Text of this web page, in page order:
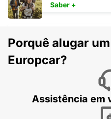
AKUREYRI AEROPORTO
AKUREYRI - ICELAND
Saber +
Porquê alugar
Europcar?
Assistência em